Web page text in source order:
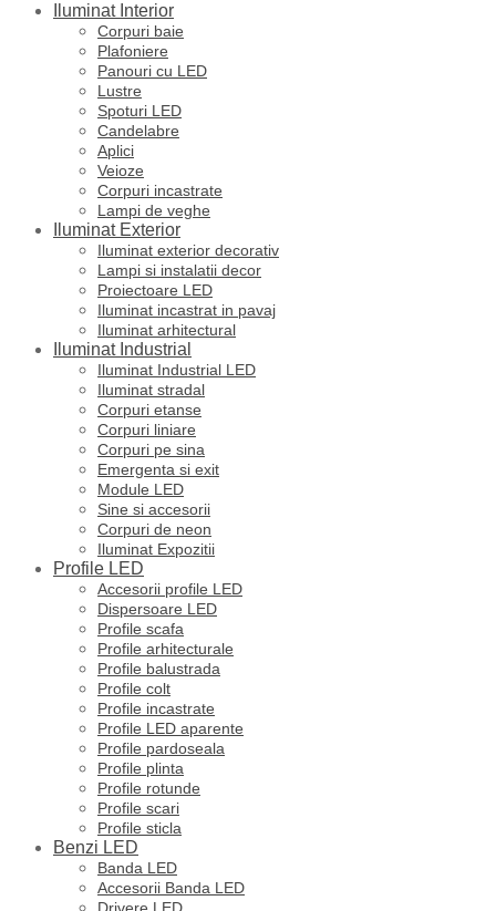
Iluminat Interior
Corpuri baie
Plafoniere
Panouri cu LED
Lustre
Spoturi LED
Candelabre
Aplici
Veioze
Corpuri incastrate
Lampi de veghe
Iluminat Exterior
Iluminat exterior decorativ
Lampi si instalatii decor
Proiectoare LED
Iluminat incastrat in pavaj
Iluminat arhitectural
Iluminat Industrial
Iluminat Industrial LED
Iluminat stradal
Corpuri etanse
Corpuri liniare
Corpuri pe sina
Emergenta si exit
Module LED
Sine si accesorii
Corpuri de neon
Iluminat Expozitii
Profile LED
Accesorii profile LED
Dispersoare LED
Profile scafa
Profile arhitecturale
Profile balustrada
Profile colt
Profile incastrate
Profile LED aparente
Profile pardoseala
Profile plinta
Profile rotunde
Profile scari
Profile sticla
Benzi LED
Banda LED
Accesorii Banda LED